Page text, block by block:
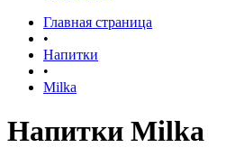
Главная страница
•
Напитки
•
Milka
Напитки Milka